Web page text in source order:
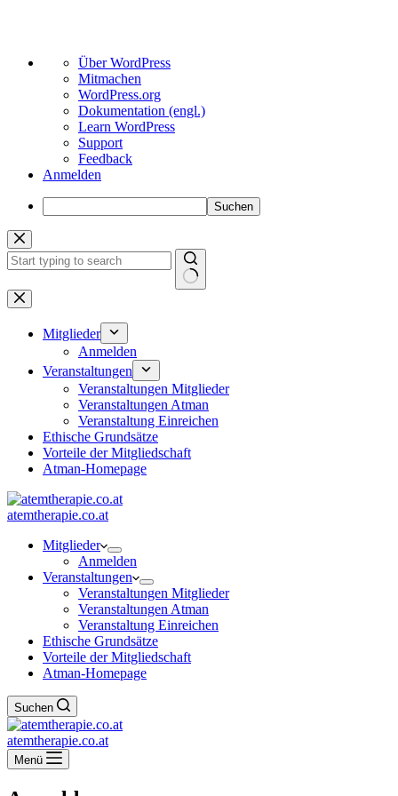
Über
WordPress
Über WordPress
Mitmachen
WordPress.org
Dokumentation (engl.)
Learn WordPress
Support
Feedback
Anmelden
Suchen
Zum
Inhalt
springen
Keine
Ergebnisse
Mitglieder
Anmelden
Veranstaltungen
Veranstaltungen Mitglieder
Veranstaltungen Atman
Veranstaltung Einreichen
Ethische Grundsätze
Vorteile der Mitgliedschaft
Atman-Homepage
atemtherapie.co.at
Mitglieder
Anmelden
Veranstaltungen
Veranstaltungen Mitglieder
Veranstaltungen Atman
Veranstaltung Einreichen
Ethische Grundsätze
Vorteile der Mitgliedschaft
Atman-Homepage
Suchen
atemtherapie.co.at
Menü